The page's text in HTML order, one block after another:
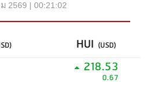
2569 | 00:21:02
HUI (USD)
218.53
0.67